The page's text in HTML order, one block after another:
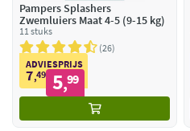
Pampers Splashers
Zwemluiers Maat 4-5 (9-15 kg)
11 stuks
26
ADVIESPRIJS
7,49 5,99